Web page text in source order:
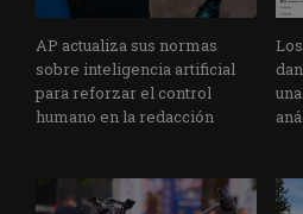
AP actualiza sus normas
sobre inteligencia artificial
para reforzar el control
humano en la redacción